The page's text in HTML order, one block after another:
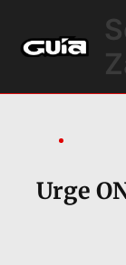
contenido
Urge